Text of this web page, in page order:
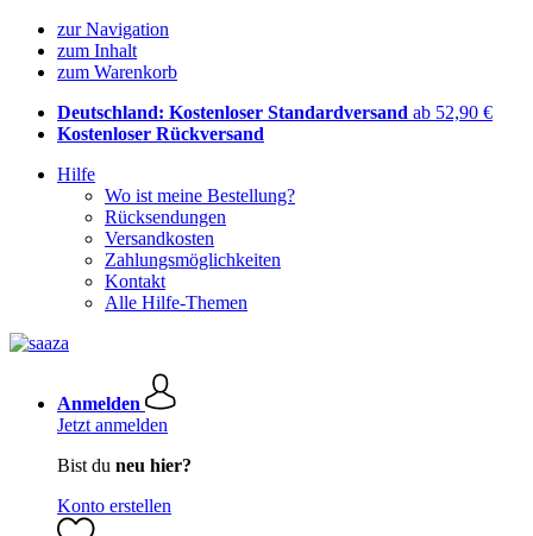
zur Navigation
zum Inhalt
zum Warenkorb
Deutschland: Kostenloser Standardversand ab 52,90 €
Kostenloser Rückversand
Hilfe
Wo ist meine Bestellung?
Rücksendungen
Versandkosten
Zahlungsmöglichkeiten
Kontakt
Alle Hilfe-Themen
Anmelden
Jetzt anmelden
Bist du neu hier?
Konto erstellen